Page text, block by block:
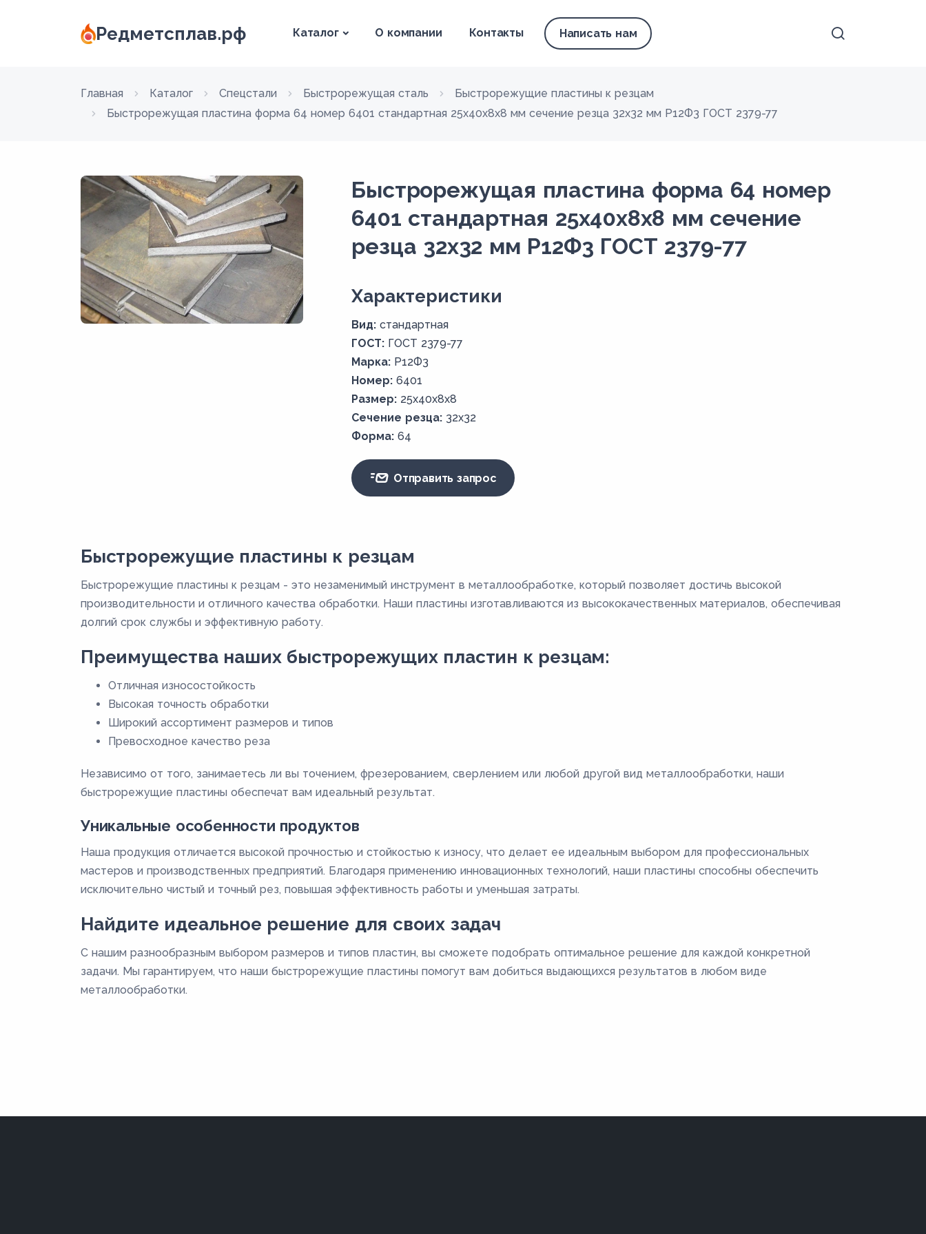
Редметсплав.рф Каталог О компании Контакты Написать нам
Главная Каталог Спецстали Быстрорежущая сталь
Быстрорежущие пластины к резцам
Быстрорежущая пластина форма 64 номер 6401 стандартная 25х40х8х8 мм сечение резца 32х32 мм Р12Ф3 ГОСТ 2379-77
Быстрорежущая пластина форма 64 номер
6401 стандартная 25х40х8х8 мм сечение
резца 32х32 мм Р12Ф3 ГОСТ 2379-77
Xарактеристики
Вид: стандартная
ГОСТ: ГОСТ 2379-77
Марка: Р12Ф3
Номер: 6401
Размер: 25х40х8х8
Сечение резца: 32х32
Форма: 64
Отправить запрос
Быстрорежущие пластины к резцам
Быстрорежущие пластины к резцам - это незаменимый инструмент в металлообработке, который позволяет достичь высокой
производительности и отличного качества обработки. Наши пластины изготавливаются из высококачественных материалов, обеспечивая
долгий срок службы и эффективную работу.
Преимущества наших быстрорежущих пластин к резцам:
Отличная износостойкость
Высокая точность обработки
Широкий ассортимент размеров и типов
Превосходное качество реза
Независимо от того, занимаетесь ли вы точением, фрезерованием, сверлением или любой другой вид металлообработки, наши
быстрорежущие пластины обеспечат вам идеальный результат.
Уникальные особенности продуктов
Наша продукция отличается высокой прочностью и стойкостью к износу, что делает ее идеальным выбором для профессиональных
мастеров и производственных предприятий. Благодаря применению инновационных технологий, наши пластины способны обеспечить
исключительно чистый и точный рез, повышая эффективность работы и уменьшая затраты.
Найдите идеальное решение для своих задач
С нашим разнообразным выбором размеров и типов пластин, вы сможете подобрать оптимальное решение для каждой конкретной
задачи. Мы гарантируем, что наши быстрорежущие пластины помогут вам добиться выдающихся результатов в любом виде
металлообработки.